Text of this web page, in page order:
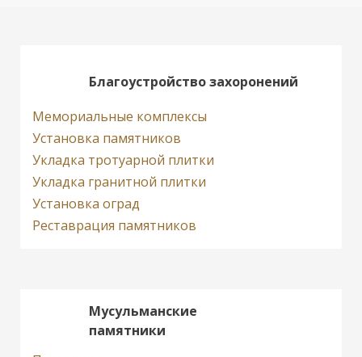
Благоустройство захоронений
Мемориальные комплексы
Установка памятников
Укладка тротуарной плитки
Укладка гранитной плитки
Установка оград
Реставрация памятников
Мусульманские
памятники